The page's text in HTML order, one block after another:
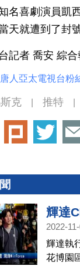
名喜劇演員凱
天就遭到了封號
記者 喬安 綜
人亞太電視台粉
克 推特
輝達
2022-
輝達執
花博園